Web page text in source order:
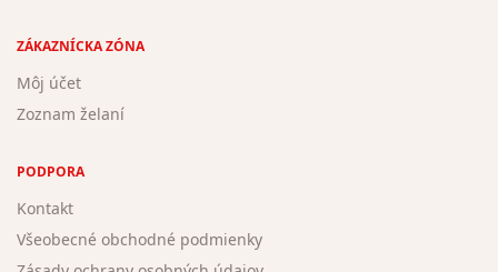
ZÁKAZNÍCKA ZÓNA
Môj účet
Zoznam želaní
PODPORA
Kontakt
Všeobecné obchodné podmienky